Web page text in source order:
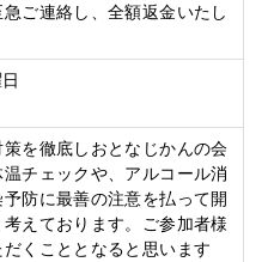
ご連絡し、全額返金いたし
を徹底しおとなじかんの会
チェックや、アルコール消
防に最善の注意を払って開
えております。ご参加者様
くこととなると思います